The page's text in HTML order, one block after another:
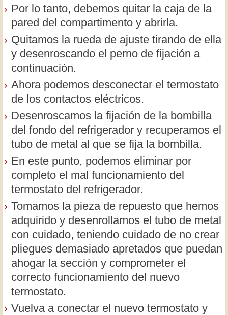
Por lo tanto, debemos quitar la caja de la
pared del compartimento y abrirla.
Quitamos la rueda de ajuste tirando de ella
y desenroscando el perno de fijación a
continuación.
Ahora podemos desconectar el termostato
de los contactos eléctricos.
Desenroscamos la fijación de la bombilla
del fondo del refrigerador y recuperamos el
tubo de metal al que se fija la bombilla.
En este punto, podemos eliminar por
completo el mal funcionamiento del
termostato del refrigerador.
Tomamos la pieza de repuesto que hemos
adquirido y desenrollamos el tubo de metal
con cuidado, teniendo cuidado de no crear
pliegues demasiado apretados que puedan
ahogar la sección y comprometer el
correcto funcionamiento del nuevo
termostato.
Vuelva a conectar el nuevo termostato y